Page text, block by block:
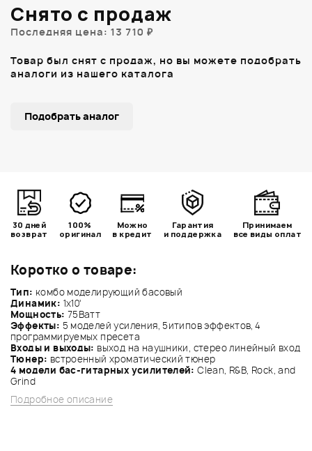
Коротко о товаре:
Тип: комбо моделирующий басовый
Динамик: 1x10'
Мощность: 75Ватт
Эффекты: 5 моделей усиления, 5итипов эффектов, 4
программируемых пресета
Входы и выходы: выход на наушники, стерео линейный вход
Тюнер: встроенный хроматический тюнер
4 модели бас-гитарных усилителей: Clean, R&B, Rock, and
Grind
Подробное описание
Снято с продаж
Последняя цена: 13 710 ₽
Товар был снят с продаж, но вы можете подобрать
аналоги из нашего каталога
Подобрать аналог
30 дней
возврат
100%
оригинал
Можно
в кредит
Гарантия
и поддержка
Принимаем
все виды оплат